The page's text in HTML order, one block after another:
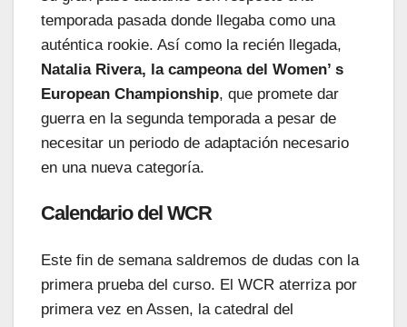
temporada pasada donde llegaba como una
auténtica rookie. Así como la recién llegada,
Natalia Rivera, la campeona del Women’ s
European Championship, que promete dar
guerra en la segunda temporada a pesar de
necesitar un periodo de adaptación necesario
en una nueva categoría.
Calendario del WCR
Este fin de semana saldremos de dudas con la
primera prueba del curso. El WCR aterriza por
primera vez en Assen, la catedral del